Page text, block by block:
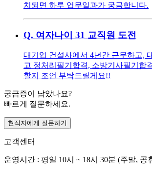
치되면 하루 업무일과가 궁금합니다.
Q. 여자나이 31 교직원 도전
대기업 건설사에서 4년간 근무하고,
고 정처리필기합격, 소방기사필기합
할지 조언 부탁드릴게요!!
궁금증이 남았나요?
빠르게 질문하세요.
현직자에게 질문하기
고객센터
운영시간 : 평일 10시 ~ 18시 30분 (주말, 공